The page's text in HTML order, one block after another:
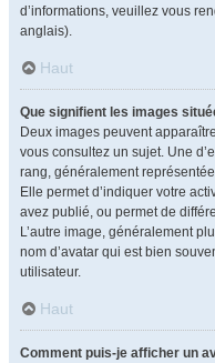
d’informations, veuillez vous
anglais).
Haut
Que signifient les images
Deux images peuvent
vous consultez un sujet. Une
rang, généralement
Elle permet d’indiquer votre
avez publié, ou permet de
L’autre image, généralement
nom d’avatar qui est bien
utilisateur.
Haut
Comment puis-je afficher un